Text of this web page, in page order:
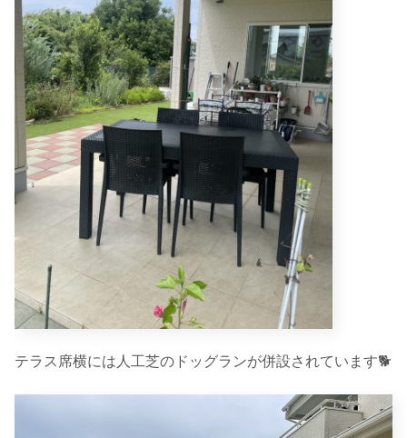
テラス席横には人工芝のドッグランが併設されています🐕